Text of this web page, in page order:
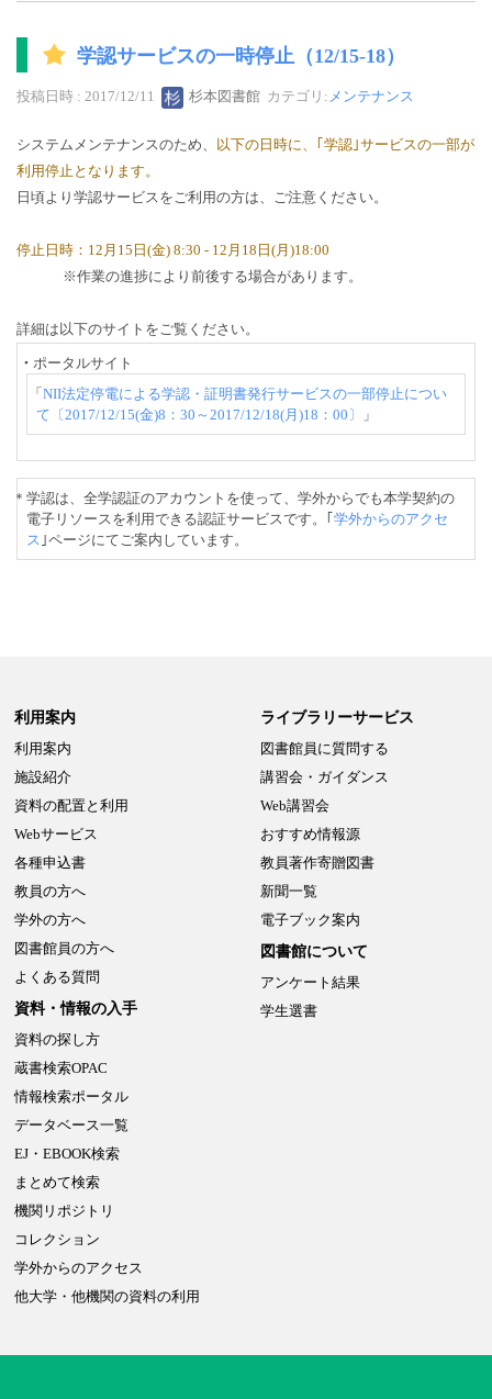
学認サービスの一時停止（12/15-18）
投稿日時 : 2017/12/11 杉本図書館 カテゴリ: メンテナンス
システムメンテナンスのため、
以下の日時に、｢学認｣サービスの一部が
利用停止となります。
日頃より学認サービスをご利用の方は、ご注意ください。
停止日時：12月15日(金) 8:30 - 12月18日(月)18:00
※作業の進捗により前後する場合があります。
詳細は以下のサイトをご覧ください。
・ ポータルサイト
「NII法定停電による学認・証明書発行サービスの一部停止につい
て〔2017/12/15(金)8：30～2017/12/18(月)18：00〕
」
＊学認は、全学認証のアカウントを使って、学外からでも本学契約の
電子リソースを利用できる認証サービスです。｢ 学外からのアクセ
ス ｣ページにてご案内しています。
利用案内
利用案内
施設紹介
資料の配置と利用
Webサービス
各種申込書
教員の方へ
学外の方へ
図書館員の方へ
よくある質問
資料・情報の入手
資料の探し方
蔵書検索OPAC
情報検索ポータル
データベース一覧
EJ・EBOOK検索
まとめて検索
機関リポジトリ
コレクション
学外からのアクセス
他大学・他機関の資料の利用
ライブラリーサービス
図書館員に質問する
講習会・ガイダンス
Web講習会
おすすめ情報源
教員著作寄贈図書
新聞一覧
電子ブック案内
図書館について
アンケート結果
学生選書